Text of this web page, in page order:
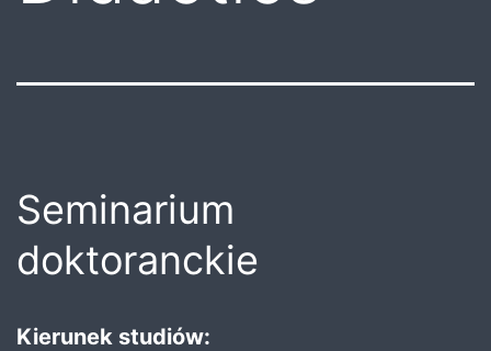
Seminarium
doktoranckie
Kierunek studiów: